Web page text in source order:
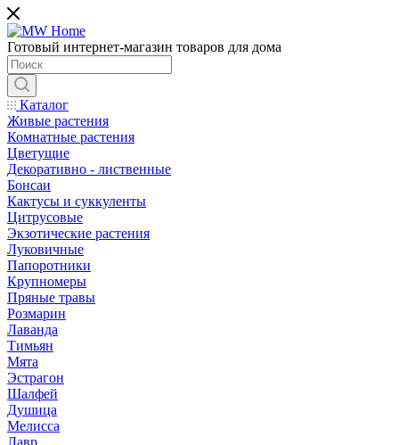
Готовый интернет-магазин товаров для дома
Каталог
Живые растения
Комнатные растения
Цветущие
Декоративно - лиственные
Бонсаи
Кактусы и суккуленты
Цитрусовые
Экзотические растения
Луковичные
Папоротники
Крупномеры
Пряные травы
Розмарин
Лаванда
Тимьян
Мята
Эстрагон
Шалфей
Душица
Мелисса
Лавр